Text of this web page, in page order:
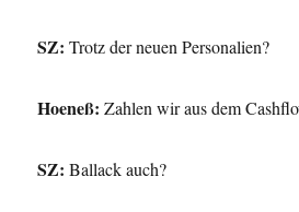
SZ: Trotz der neuen Personalien?
Hoeneß: Zahlen wir aus dem
SZ: Ballack auch?